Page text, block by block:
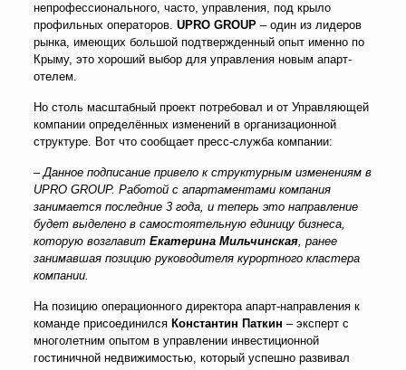
непрофессионального, часто, управления, под крыло
профильных операторов. UPRO GROUP– один из лидеров
рынка, имеющих большой подтвержденный опыт именно по
Крыму, это хороший выбор для управления новым апарт-
отелем.
Но столь масштабный проект потребовал и от Управляющей
компании определённых изменений в организационной
структуре. Вот что сообщает пресс-служба компании:
–Данное подписание привело к структурным изменениям в
UPRO GROUP. Работой с апартаментами компания
занимается последние 3 года, и теперь это направление
будет выделено в самостоятельную единицу бизнеса,
которую возглавит Екатерина Мильчинская, ранее
занимавшая позицию руководителя курортного кластера
компании.
На позицию операционного директора апарт-направления к
команде присоединился Константин Паткин – эксперт с
многолетним опытом в управлении инвестиционной
гостиничной недвижимостью, который успешно развивал